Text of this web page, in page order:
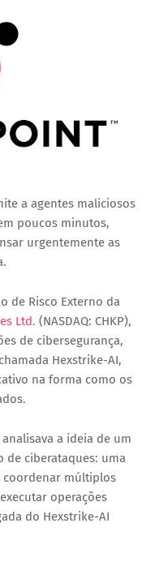
a agentes maliciosos
poucos minutos,
urgentemente as
de Risco Externo da
Ltd. (NASDAQ: CHKP),
de cibersegurança,
Hexstrike-AI,
na forma como os
a ideia de um
de ciberataques: uma
coordenar múltiplos
operações
do Hexstrike-AI